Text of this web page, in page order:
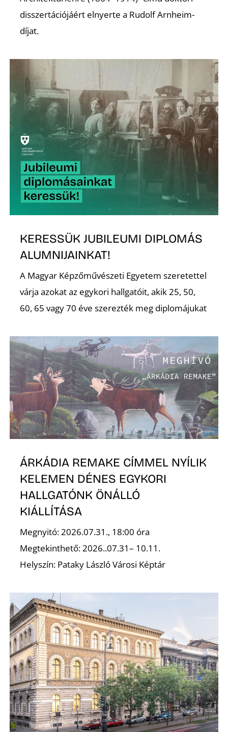
disszertációjáért elnyerte a Rudolf Arnheim-
díjat.
KERESSÜK JUBILEUMI DIPLOMÁS
ALUMNIJAINKAT!
A Magyar Képzőművészeti Egyetem szeretettel
várja azokat az egykori hallgatóit, akik 25, 50,
60, 65 vagy 70 éve szerezték meg diplomájukat
ÁRKÁDIA REMAKE CÍMMEL NYÍLIK
KELEMEN DÉNES EGYKORI
HALLGATÓNK ÖNÁLLÓ
KIÁLLÍTÁSA
Megnyitó: 2026.07.31., 18:00 óra
Megtekinthető: 2026..07.31– 10.11.
Helyszín: Pataky László Városi Képtár